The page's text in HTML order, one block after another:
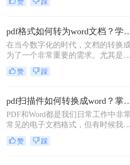
经常会遇到需要将PDF文件转换为可
有免费的方法将PDF转换为Word文档
呢？本文将为大家介绍一些免费而
高质量的PDF转Word工具。
pdf格式如何转为word文档？学会这二
在当今数字化的时代，文档的转换
为了一个非常重要的需求。尤其是在
工作和学习中，我们经常会遇到需要
将Pdf格式的文档转换为Word文档的
格式，它们分别具有各自的特点和用
途。
赞 踩
pdf扫描件如何转换成word？掌握这三种超
PDF和Word都是我们日常工作中非常
常见的电子文档格式，但有时候我们
会遇到需要将PDF扫描件转换成Word
格式的需求。这时候，我们该如何进
赞 踩